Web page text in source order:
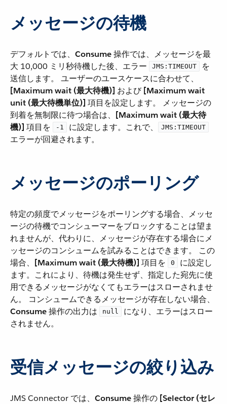
メッセージの待機
デフォルトでは、​ Consume​ 操作では、メッセージを最
大 10,000 ミリ秒待機した後、エラー ​
JMS:TIMEOUT
​ を
送信します。 ユーザーのユースケースに合わせて、​
[Maximum wait (最大待機)] ​ および ​[Maximum wait
unit (最大待機単位)] ​ 項目を設定します。 メッセージの
到着を無制限に待つ場合は、​ [Maximum wait (最大待
機)] ​ 項目を ​ -1 ​ に設定します。これで、​ JMS:TIMEOUT
エラーが回避されます。
メッセージのポーリング
特定の頻度でメッセージをポーリングする場合、メッセ
ージの待機でコンシューマーをブロックすることは望ま
れませんが、代わりに、メッセージが存在する場合にメ
ッセージのコンシュームを試みることはできます。 この
場合、​ [Maximum wait (最大待機)] ​ 項目を ​ 0
​ に設定し
ます。これにより、待機は発生せず、指定した宛先に使
用できるメッセージがなくてもエラーはスローされませ
ん。 コンシュームできるメッセージが存在しない場合、​
Consume​ 操作の出力は ​ null
​ になり、エラーはスロー
されません。
受信メッセージの絞り込み
JMS Connector では、​ Consume​ 操作の ​ [Selector (セレ